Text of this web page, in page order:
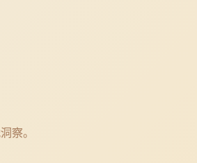
察。